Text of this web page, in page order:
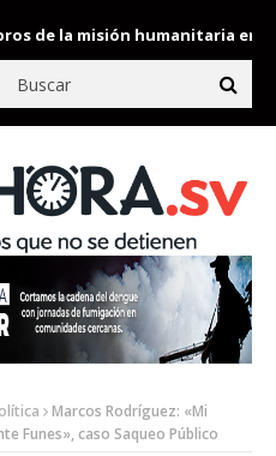
la misión humanitaria enviada
Marcos Rodríguez: «Mi
Funes», caso Saqueo Público